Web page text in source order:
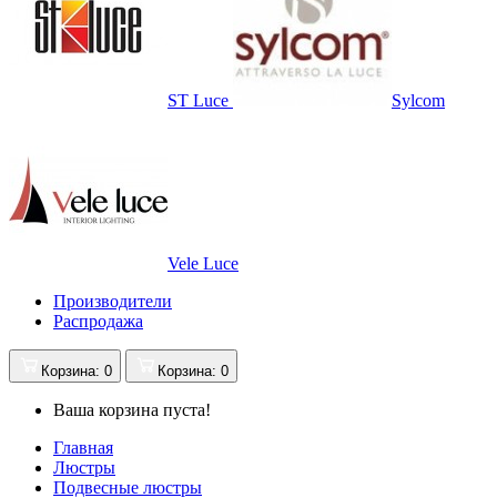
ST Luce Sylcom
Vele Luce
Производители
Распродажа
Корзина: 0 Корзина: 0
Ваша корзина пуста!
Главная
Люстры
Подвесные люстры